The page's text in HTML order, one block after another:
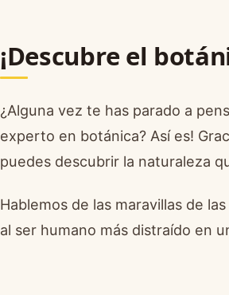
¡Descubre el
¿Alguna vez te has parado a
experto en botánica? Así es!
puedes descubrir la naturaleza
Hablemos de las maravillas de
al ser humano más distraído en